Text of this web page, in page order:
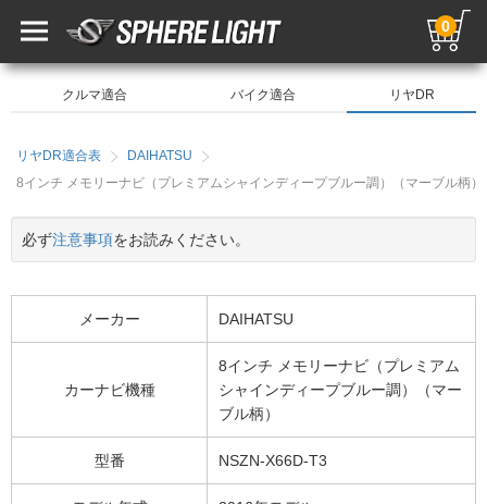
0
クルマ適合 バイク適合 リヤDR
リヤDR適合表
DAIHATSU
8インチ メモリーナビ（プレミアムシャインディープブルー調）（マーブル柄
必ず注意事項をお読みください。
メーカー DAIHATSU
カーナビ機種
8インチ メモリーナビ（プレミアム
シャインディープブルー調）（マー
ブル柄）
型番 NSZN-X66D-T3